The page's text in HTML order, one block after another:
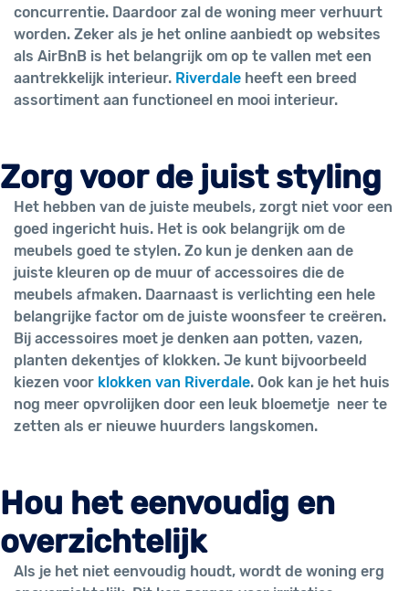
concurrentie. Daardoor zal de woning meer verhuurt
worden. Zeker als je het online aanbiedt op websites
als AirBnB is het belangrijk om op te vallen met een
aantrekkelijk interieur. Riverdale heeft een breed
assortiment aan functioneel en mooi interieur.
Zorg voor de juist styling
Het hebben van de juiste meubels, zorgt niet voor een
goed ingericht huis. Het is ook belangrijk om de
meubels goed te stylen. Zo kun je denken aan de
juiste kleuren op de muur of accessoires die de
meubels afmaken. Daarnaast is verlichting een hele
belangrijke factor om de juiste woonsfeer te creëren.
Bij accessoires moet je denken aan potten, vazen,
planten dekentjes of klokken. Je kunt bijvoorbeeld
kiezen voor klokken van Riverdale. Ook kan je het huis
nog meer opvrolijken door een leuk bloemetje neer te
zetten als er nieuwe huurders langskomen.
Hou het eenvoudig en
overzichtelijk
Als je het niet eenvoudig houdt, wordt de woning erg